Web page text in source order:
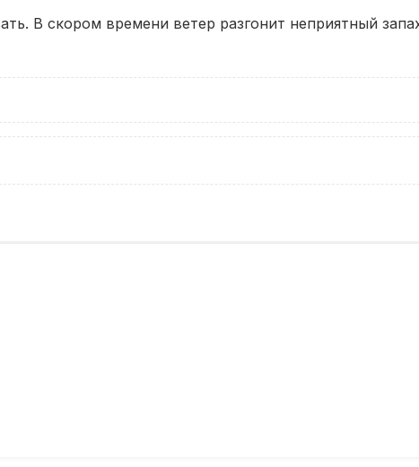
В скором времени ветер разгонит неприятный